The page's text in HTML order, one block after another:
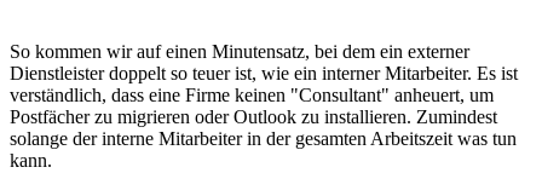
So kommen wir auf einen Minutensatz, bei dem ein externer
Dienstleister doppelt so teuer ist, wie ein interner Mitarbeiter. Es ist
verständlich, dass eine Firme keinen "Consultant" anheuert, um
Postfächer zu migrieren oder Outlook zu installieren. Zumindest
solange der interne Mitarbeiter in der gesamten Arbeitszeit was tun
kann.